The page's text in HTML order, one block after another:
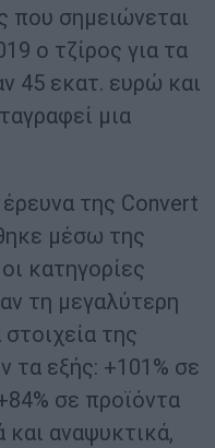
που σημειώνεται
ο τζίρος για τα
45 εκατ. ευρώ και
μια
της Convert
μέσω της
κατηγορίες
τη μεγαλύτερη
της
τα εξής: +101% σε
σε προϊόντα
και αναψυκτικά,